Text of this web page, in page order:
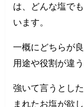
は、どんな塩で
います。
一概にどちらが
用途や役割が違
強いて言うとし
まれたお塩が欲